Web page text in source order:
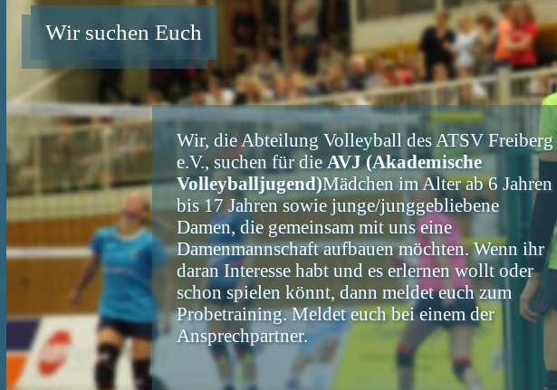
Wir suchen Euch
Wir, die Abteilung Volleyball des ATSV Freiberg
e.V., suchen für die AVJ (Akademische
Volleyballjugend)Mädchen im Alter ab 6 Jahren
bis 17 Jahren sowie junge/junggebliebene
Damen, die gemeinsam mit uns eine
Damenmannschaft aufbauen möchten. Wenn ihr
daran Interesse habt und es erlernen wollt oder
schon spielen könnt, dann meldet euch zum
Probetraining. Meldet euch bei einem der
Ansprechpartner.